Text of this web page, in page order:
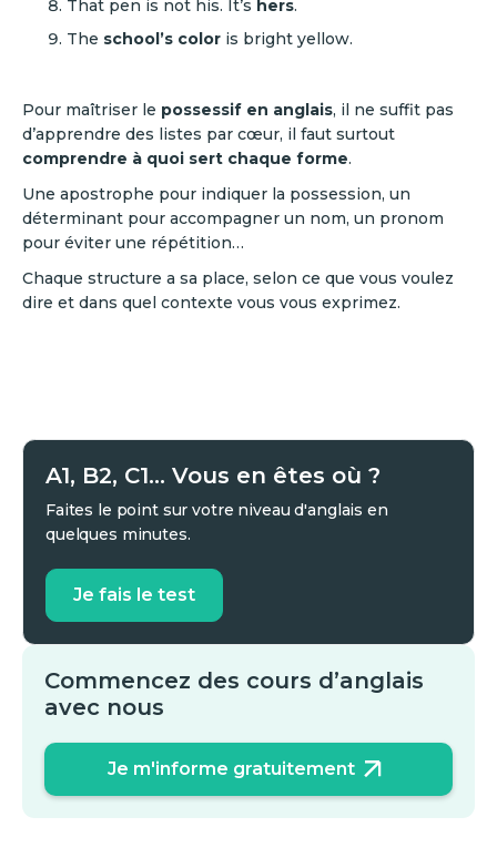
That pen is not his. It’s hers.
The school’s color is bright yellow.
Pour maîtriser le possessif en anglais, il ne suffit pas
d’apprendre des listes par cœur, il faut surtout
comprendre à quoi sert chaque forme.
Une apostrophe pour indiquer la possession, un
déterminant pour accompagner un nom, un pronom
pour éviter une répétition…
Chaque structure a sa place, selon ce que vous voulez
dire et dans quel contexte vous vous exprimez.
A1, B2, C1... Vous en êtes où ?
Faites le point sur votre niveau d'anglais en
quelques minutes.
Je fais le test
Commencez des cours d’anglais
avec nous
Je m'informe gratuitement